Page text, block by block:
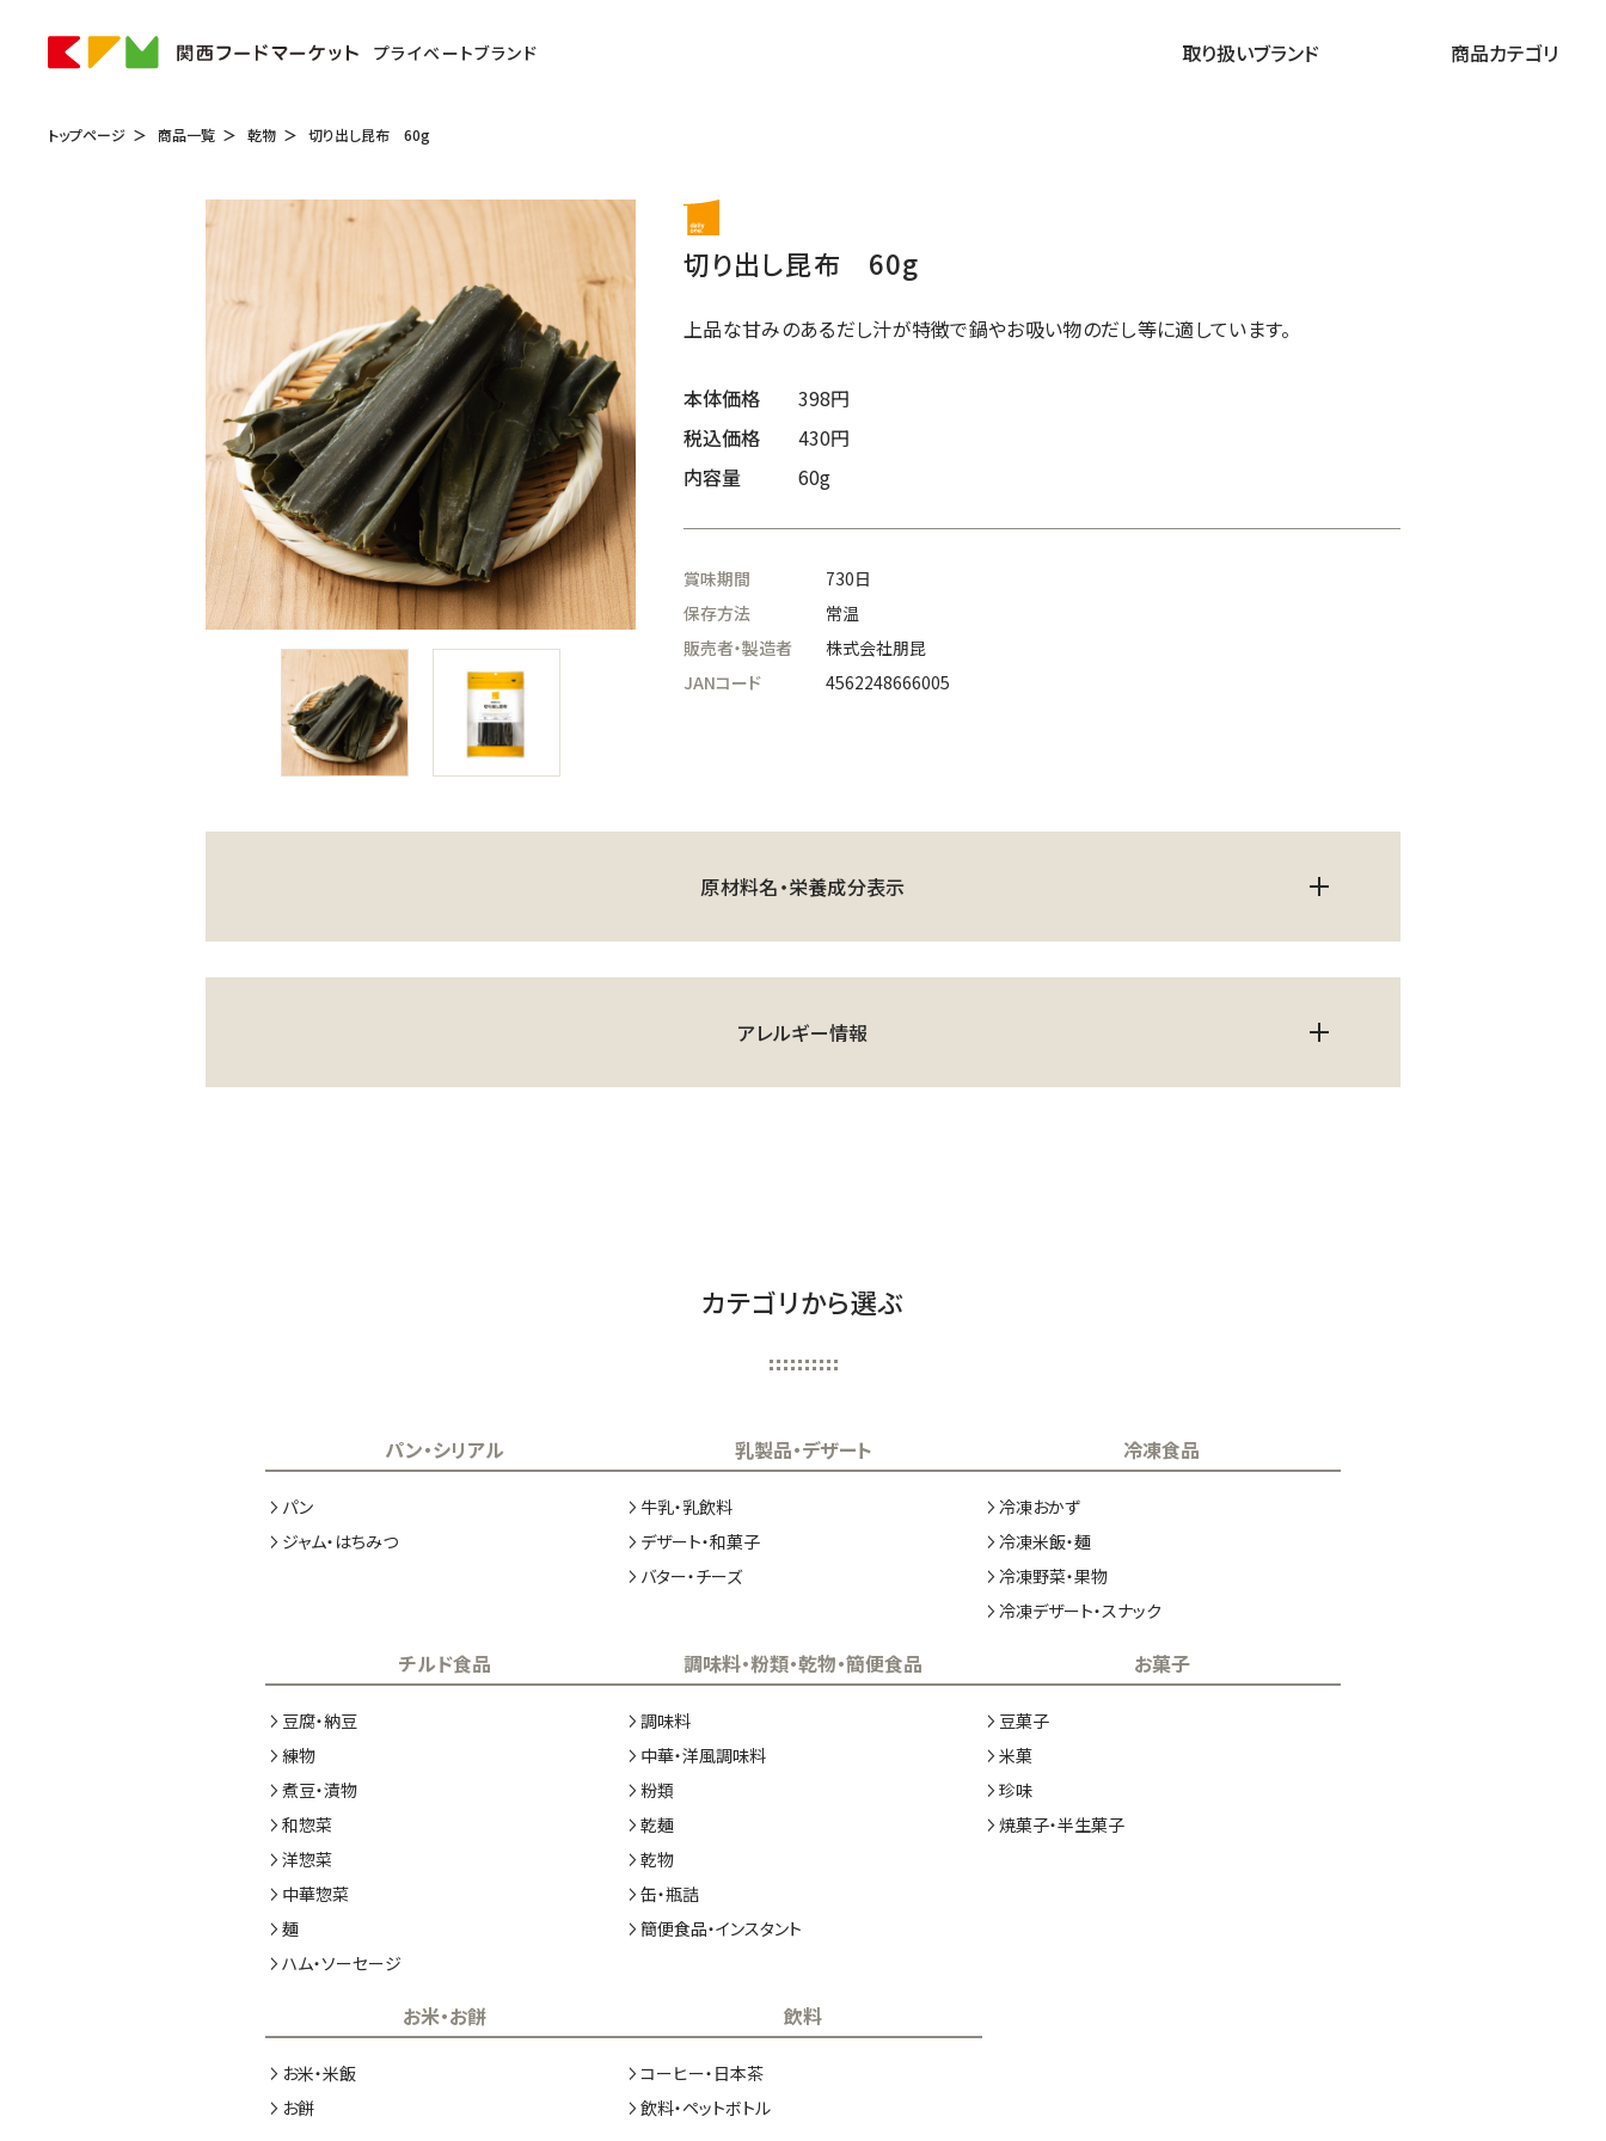
プライベートブランド 取り扱いブランド 商品カテゴリ
トップページ 商品一覧 乾物 切り出し昆布 60g
切り出し昆布 60g
上品な甘みのあるだし汁が特徴で鍋やお吸い物のだし等に適しています。
本体価格
398円
税込価格
430円
内容量
60g
賞味期間
730日
保存方法
常温
販売者・製造者
株式会社朋昆
JANコード
4562248666005
原材料名・栄養成分表示
アレルギー情報
カテゴリから選ぶ
パン・シリアル
パン
ジャム・はちみつ
乳製品・デザート
牛乳・乳飲料
デザート・和菓子
バター・チーズ
冷凍食品
冷凍おかず
冷凍米飯・麺
冷凍野菜・果物
冷凍デザート・スナック
チルド食品
豆腐・納豆
練物
煮豆・漬物
和惣菜
洋惣菜
中華惣菜
麺
ハム・ソーセージ
調味料・粉類・乾物・簡便食品
調味料
中華・洋風調味料
粉類
乾麺
乾物
缶・瓶詰
簡便食品・インスタント
お菓子
豆菓子
米菓
珍味
焼菓子・半生菓子
お米・お餅
お米・米飯
お餅
飲料
コーヒー・日本茶
飲料・ペットボトル